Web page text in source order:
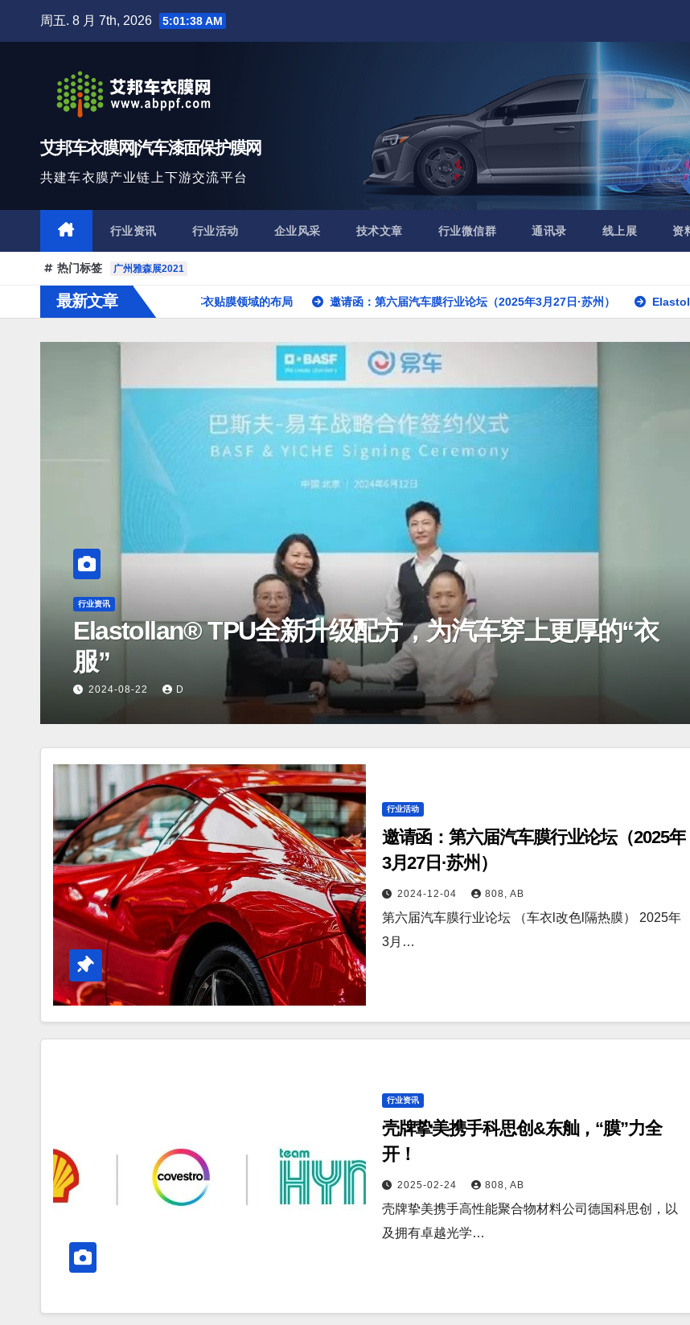
周五. 8 月 7th, 2026 5:01:39 AM
艾邦车衣膜网|汽车漆面保护膜网
共建车衣膜产业链上下游交流平台
行业资讯 行业活动 企业风采 技术文章 行业微信群 通讯录 线上展 资
热门标签 广州雅森展2021
最新文章
京东、天猫等企业在车衣贴膜领域的布局 邀请函：第六届汽车膜行业论坛（2025年3月27日·苏州） Elastollan® TPU全新
行业资讯
Elastollan® TPU全新升级配方，为汽车穿上更厚的“衣
服”
2024-08-22 D
行业活动
邀请函：第六届汽车膜行业论坛（2025年
3月27日·苏州）
2024-12-04 808, AB
第六届汽车膜行业论坛 （车衣l改色l隔热膜） 2025年
3月…
行业资讯
壳牌挚美携手科思创&东舢，“膜”力全
开！
2025-02-24 808, AB
壳牌挚美携手高性能聚合物材料公司德国科思创，以
及拥有卓越光学…